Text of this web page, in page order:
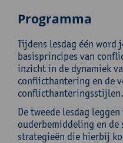
Programma
Tijdens lesdag één word
basisprincipes van
inzicht in de dynamiek
conflicthantering en de
conflicthanteringsstijlen.
De tweede lesdag
ouderbemiddeling en de
strategieën die hierbij